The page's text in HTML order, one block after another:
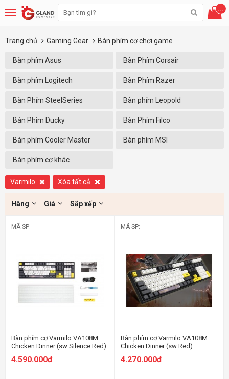
...
Trang chủ Gaming Gear Bàn phím cơ chơi game
Bàn phím Asus Bàn Phím Corsair
Bàn phím Logitech Bàn Phím Razer
Bàn Phím SteelSeries Bàn phím Leopold
Bàn Phím Ducky Bàn Phím Filco
Bàn phím Cooler Master Bàn phím MSI
Bàn phím cơ khác
Varmilo Xóa tất cả
Hãng Giá Sắp xếp
MÃ SP:
Bàn phím cơ Varmilo VA108M
Chicken Dinner (sw Silence Red)
4.590.000đ
MÃ SP:
Bàn phím cơ Varmilo VA108M
Chicken Dinner (sw Red)
4.270.000đ